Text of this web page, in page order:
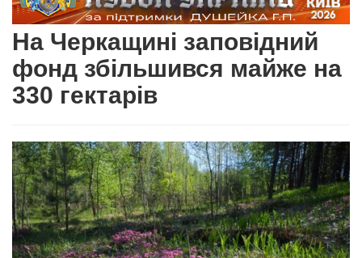
На Черкащині заповідний
фонд збільшився майже на
330 гектарів